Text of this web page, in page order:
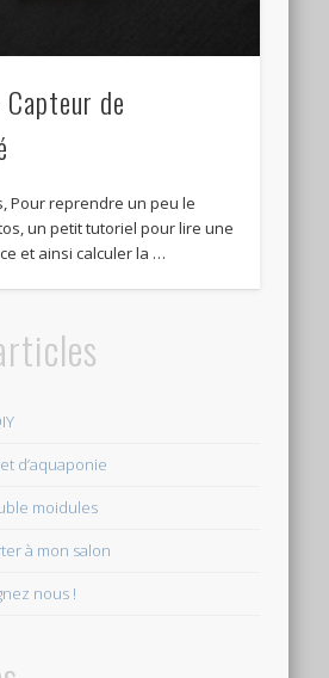
de
Pour reprendre un peu le
un petit tutoriel pour lire une
et ainsi calculer la …
d’aquaponie
moidules
à mon salon
nous !